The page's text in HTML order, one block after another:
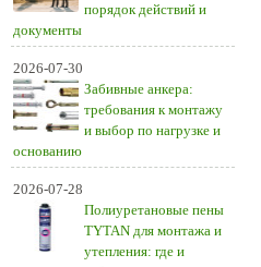
порядок действий и
документы
2026-07-30
Забивные анкера:
требования к монтажу
и выбор по нагрузке и
основанию
2026-07-28
Полиуретановые пены
TYTAN для монтажа и
утепления: где и